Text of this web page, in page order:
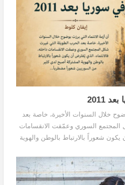
2011
خلال السنوات الأخيرة، خاصة بعد
المجتمع السوري وعمّقت الانقسامات
يكون شعوراً بالارتباط بالوطن والهوية